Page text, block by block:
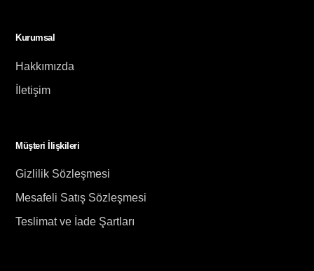
Kurumsal
Hakkımızda
İletişim
Müşteri İlişkileri
Gizlilik Sözleşmesi
Mesafeli Satış Sözleşmesi
Teslimat ve İade Şartları